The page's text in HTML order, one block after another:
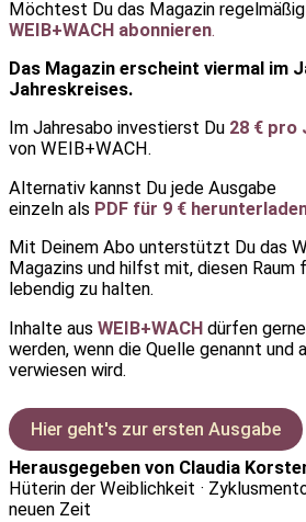
Möchtest Du das Magazin
WEIB+WACH abonnieren.
Das Magazin erscheint viermal im
Jahreskreises.
Im Jahresabo investierst Du 28 € pro
von WEIB+WACH.
Alternativ kannst Du jede Ausgabe
einzeln als PDF für 9 €
Mit Deinem Abo unterstützt Du das
Magazins und hilfst mit, diesen Raum
lebendig zu halten.
Inhalte aus WEIB+WACH dürfen
werden, wenn die Quelle genannt und
verwiesen wird.
Hier geht's zur ersten Ausgabe
Herausgegeben von Claudia
Hüterin der Weiblichkeit ·
neuen Zeit